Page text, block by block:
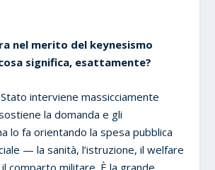
nel merito del keynesismo
significa, esattamente?
interviene massicciamente
la domanda e gli
lo fa orientando la spesa pubblica
— la sanità, l’istruzione, il welfare
comparto militare. È la grande